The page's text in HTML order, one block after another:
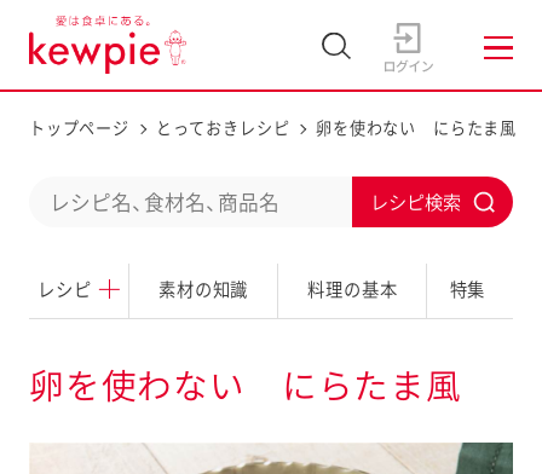
トップページ とっておきレシピ 卵を使わない にらたま風
レシピ 素材の知識 料理の基本 特集
d
c
b
t
卵を使わない にらたま風